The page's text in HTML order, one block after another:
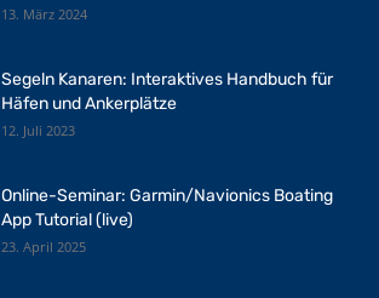
13. März 2024
Segeln Kanaren: Interaktives Handbuch für
Häfen und Ankerplätze
12. Juli 2023
Online-Seminar: Garmin/Navionics Boating
App Tutorial (live)
23. April 2025